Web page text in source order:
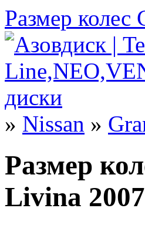
Размер колес
» Nissan »
Размер
Livina 2007